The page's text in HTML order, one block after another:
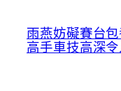
雨燕妨礙賽台
高手車技高深